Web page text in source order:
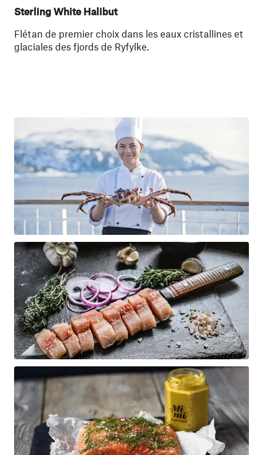
Sterling White Halibut
Flétan de premier choix dans les eaux cristallines et
glaciales des fjords de Ryfylke.